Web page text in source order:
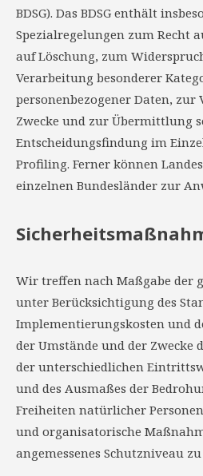
BDSG). Das BDSG enthält
Spezialregelungen zum Recht
auf Löschung, zum
Verarbeitung besonderer
personenbezogener Daten,
Zwecke und zur Übermittlung
Entscheidungsfindung im
Profiling. Ferner können
einzelnen Bundesländer zur
Wir treffen nach Maßgabe der
unter Berücksichtigung des
Implementierungskosten und
der Umstände und der Zwecke
der unterschiedlichen
und des Ausmaßes der
Freiheiten natürlicher
und organisatorische
angemessenes Schutzniveau